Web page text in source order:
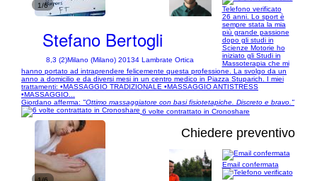
1/6
Stefano Bertogli
8,3 (2)Milano (Milano) 20134 Lambrate Ortica
Telefono verificato
26 anni. Lo sport è
sempre stata la mia
più grande passione
dopo gli studi in
Scienze Motorie ho
iniziato gli Studi in
Massoterapia che mi
hanno portato ad intraprendere felicemente questa professione. La svolgo da un
anno a domicilio e da diversi mesi in un centro medico in Piazza Stuparich. I miei
trattamenti: •MASSAGGIO TRADIZIONALE •MASSAGGIO ANTISTRESS
•MASSAGGIO...
Giordano afferma: "Ottimo massaggiatore con basi fisiotetapiche. Discreto e bravo."
6 volte contrattato in Cronoshare
Chiedere preventivo
Email confermata